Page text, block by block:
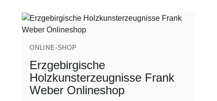
ONLINE-SHOP
Erzgebirgische
Holzkunsterzeugnisse Frank
Weber Onlineshop